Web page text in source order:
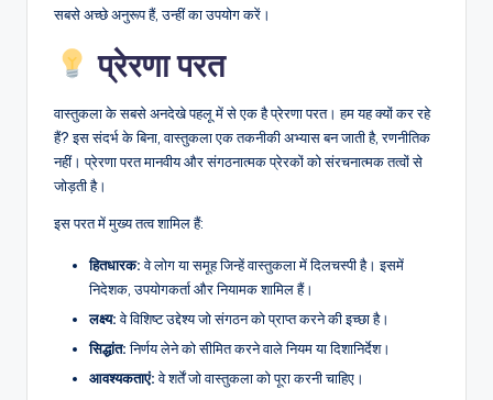
सबसे अच्छे अनुरूप हैं, उन्हीं का उपयोग करें।
प्रेरणा परत
वास्तुकला के सबसे अनदेखे पहलू में से एक है प्रेरणा परत। हम यह क्यों कर रहे
हैं? इस संदर्भ के बिना, वास्तुकला एक तकनीकी अभ्यास बन जाती है, रणनीतिक
नहीं। प्रेरणा परत मानवीय और संगठनात्मक प्रेरकों को संरचनात्मक तत्वों से
जोड़ती है।
इस परत में मुख्य तत्व शामिल हैं:
हितधारक:वे लोग या समूह जिन्हें वास्तुकला में दिलचस्पी है। इसमें
निदेशक, उपयोगकर्ता और नियामक शामिल हैं।
लक्ष्य:वे विशिष्ट उद्देश्य जो संगठन को प्राप्त करने की इच्छा है।
सिद्धांत:निर्णय लेने को सीमित करने वाले नियम या दिशानिर्देश।
आवश्यकताएं:वे शर्तें जो वास्तुकला को पूरा करनी चाहिए।